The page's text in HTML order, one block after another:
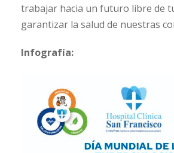
trabajar hacia un futuro libre de
garantizar la salud de nuestras
Infografía: